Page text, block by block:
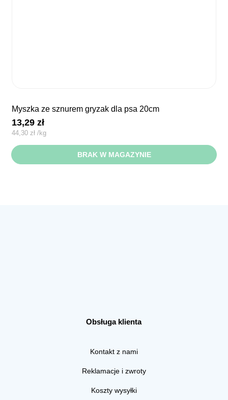
myszka ze sznurem gryzak dla psa 20cm
13,29zł
44,30 zł /kg
BRAK W MAGAZYNIE
Obsługa klienta
Kontakt z nami
Reklamacje i zwroty
Koszty wysyłki